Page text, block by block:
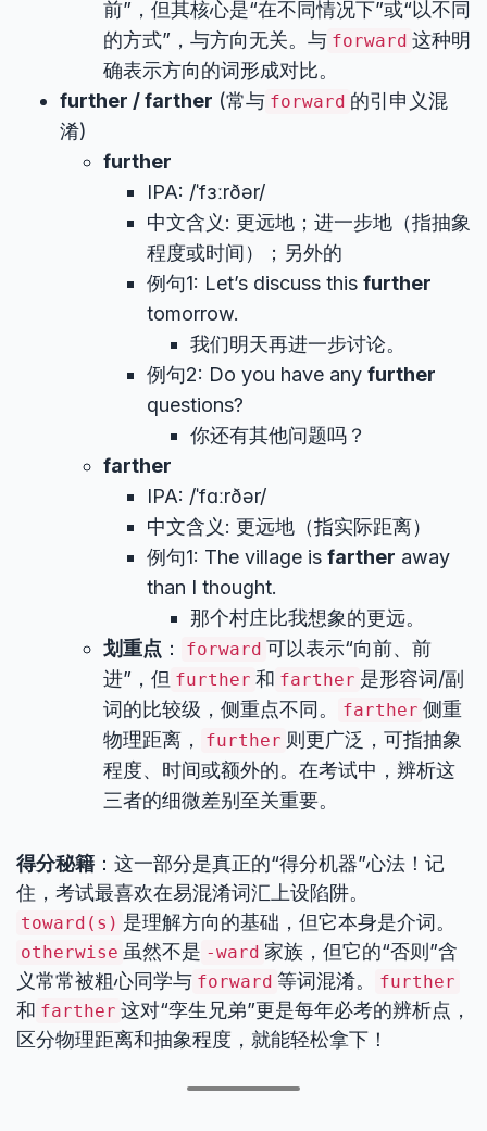
前”，但其核心是“在不同情况下”或“以不同
的方式”，与方向无关。与 forward 这种明
确表示方向的词形成对比。
further / farther (常与 forward 的引申义混
淆)
further
IPA: /ˈfɜːrðər/
中文含义: 更远地；进一步地（指抽象
程度或时间）；另外的
例句1: Let’s discuss this further
tomorrow.
我们明天再进一步讨论。
例句2: Do you have any further
questions?
你还有其他问题吗？
farther
IPA: /ˈfɑːrðər/
中文含义: 更远地（指实际距离）
例句1: The village is farther away
than I thought.
那个村庄比我想象的更远。
划重点 ： forward 可以表示“向前、前
进”，但 further 和 farther 是形容词/副
词的比较级，侧重点不同。
farther 侧重
物理距离，
further 则更广泛，可指抽象
程度、时间或额外的。在考试中，辨析这
三者的细微差别至关重要。
得分秘籍 ：这一部分是真正的“得分机器”心法！记
住，考试最喜欢在易混淆词汇上设陷阱。
toward(s) 是理解方向的基础，但它本身是介词。
otherwise 虽然不是 -ward 家族，但它的“否则”含
义常常被粗心同学与 forward 等词混淆。 further
和 farther 这对“孪生兄弟”更是每年必考的辨析点，
区分物理距离和抽象程度，就能轻松拿下！